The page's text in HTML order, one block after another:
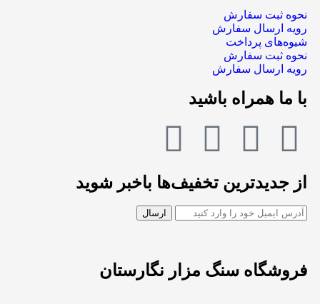
نحوه ثبت سفارش
رویه ارسال سفارش
شیوه‌های پرداخت
نحوه ثبت سفارش
رویه ارسال سفارش
با ما همراه باشید
از جدیدترین تخفیف‌ها باخبر شوید
فروشگاه سنگ مزار نگارستان